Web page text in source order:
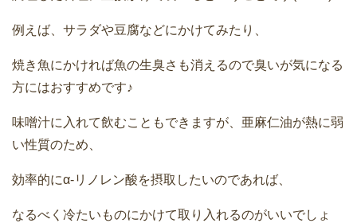
例えば、サラダや豆腐などにかけてみたり、
焼き魚にかければ魚の生臭さも消えるので臭いが気になる
方にはおすすめです♪
味噌汁に入れて飲むこともできますが、亜麻仁油が熱に弱
い性質のため、
効率的にα‐リノレン酸を摂取したいのであれば、
なるべく冷たいものにかけて取り入れるのがいいでしょ